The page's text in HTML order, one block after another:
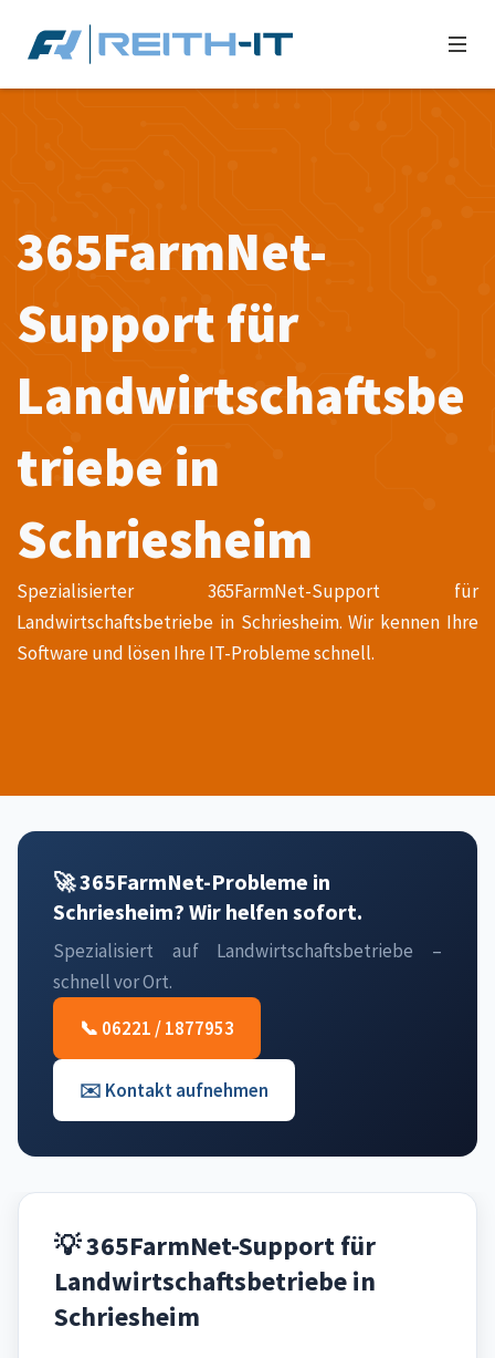
365FarmNet-
Support für
Landwirtschaftsbe
triebe in
Schriesheim
Spezialisierter 365FarmNet-Support für
Landwirtschaftsbetriebe in Schriesheim. Wir kennen Ihre
Software und lösen Ihre IT-Probleme schnell.
🚀 365FarmNet-Probleme in
Schriesheim? Wir helfen sofort.
Spezialisiert auf Landwirtschaftsbetriebe –
schnell vor Ort.
📞 06221 / 1877953
✉️ Kontakt aufnehmen
💡 365FarmNet-Support für
Landwirtschaftsbetriebe in
Schriesheim